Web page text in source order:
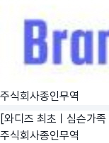
주식회사종인무역
[와디즈 최초ㅣ심슨가
주식회사종인무역